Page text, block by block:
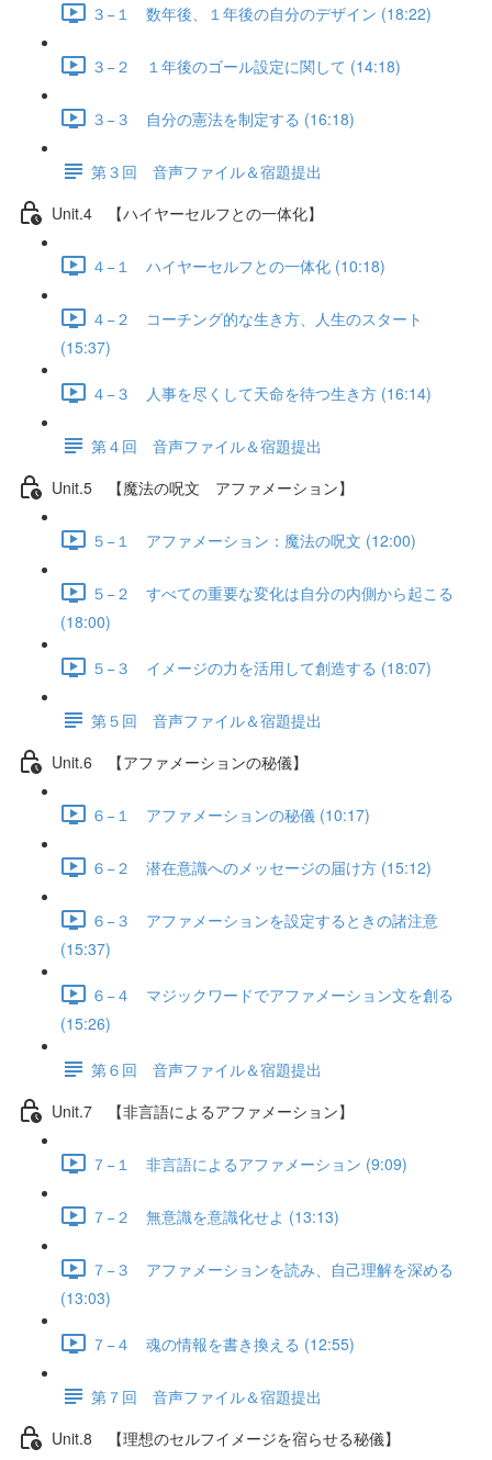
３−１ 数年後、１年後の自分のデザイン (18:22)
３−２ １年後のゴール設定に関して (14:18)
３−３ 自分の憲法を制定する (16:18)
第３回 音声ファイル＆宿題提出
Unit.4 【ハイヤーセルフとの一体化】
４−１ ハイヤーセルフとの一体化 (10:18)
４−２ コーチング的な生き方、人生のスタート
(15:37)
４−３ 人事を尽くして天命を待つ生き方 (16:14)
第４回 音声ファイル＆宿題提出
Unit.5 【魔法の呪文 アファメーション】
５−１ アファメーション：魔法の呪文 (12:00)
５−２ すべての重要な変化は自分の内側から起こる
(18:00)
５−３ イメージの力を活用して創造する (18:07)
第５回 音声ファイル＆宿題提出
Unit.6 【アファメーションの秘儀】
６−１ アファメーションの秘儀 (10:17)
６−２ 潜在意識へのメッセージの届け方 (15:12)
６−３ アファメーションを設定するときの諸注意
(15:37)
６−４ マジックワードでアファメーション文を創る
(15:26)
第６回 音声ファイル＆宿題提出
Unit.7 【非言語によるアファメーション】
７−１ 非言語によるアファメーション (9:09)
７−２ 無意識を意識化せよ (13:13)
７−３ アファメーションを読み、自己理解を深める
(13:03)
７−４ 魂の情報を書き換える (12:55)
第７回 音声ファイル＆宿題提出
Unit.8 【理想のセルフイメージを宿らせる秘儀】